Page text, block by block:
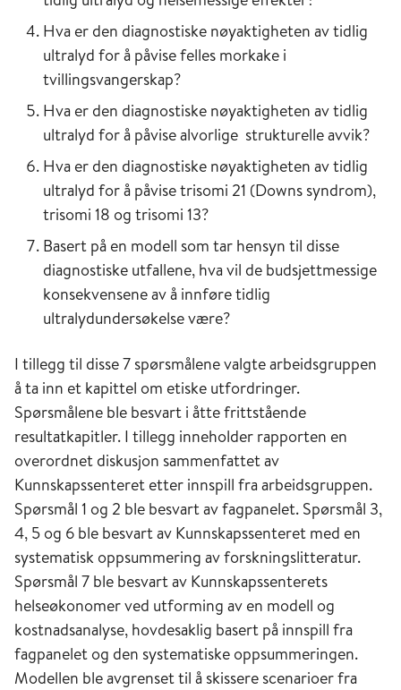
Hva er den diagnostiske nøyaktigheten av tidlig
ultralyd for å påvise felles morkake i
tvillingsvangerskap?
Hva er den diagnostiske nøyaktigheten av tidlig
ultralyd for å påvise alvorlige strukturelle avvik?
Hva er den diagnostiske nøyaktigheten av tidlig
ultralyd for å påvise trisomi 21 (Downs syndrom),
trisomi 18 og trisomi 13?
Basert på en modell som tar hensyn til disse
diagnostiske utfallene, hva vil de budsjettmessige
konsekvensene av å innføre tidlig
ultralydundersøkelse være?
I tillegg til disse 7 spørsmålene valgte arbeidsgruppen
å ta inn et kapittel om etiske utfordringer.
Spørsmålene ble besvart i åtte frittstående
resultatkapitler. I tillegg inneholder rapporten en
overordnet diskusjon sammenfattet av
Kunnskapssenteret etter innspill fra arbeidsgruppen.
Spørsmål 1 og 2 ble besvart av fagpanelet. Spørsmål 3,
4, 5 og 6 ble besvart av Kunnskapssenteret med en
systematisk oppsummering av forskningslitteratur.
Spørsmål 7 ble besvart av Kunnskapssenterets
helseøkonomer ved utforming av en modell og
kostnadsanalyse, hovdesaklig basert på innspill fra
fagpanelet og den systematiske oppsummeringen.
Modellen ble avgrenset til å skissere scenarioer fra